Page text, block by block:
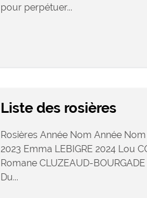
pour perpétuer...
Liste des rosières
Rosières Année Nom Année
2023 Emma LEBIGRE 2024 Lou
Romane CLUZEAUD-
Du...